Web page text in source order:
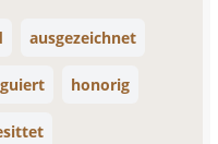
ausgezeichnet
honorig